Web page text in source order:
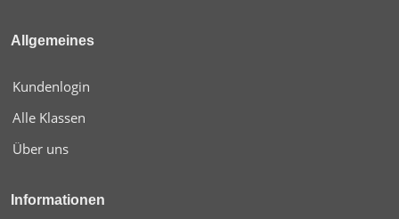
Allgemeines
Kundenlogin
Alle Klassen
Über uns
Informationen